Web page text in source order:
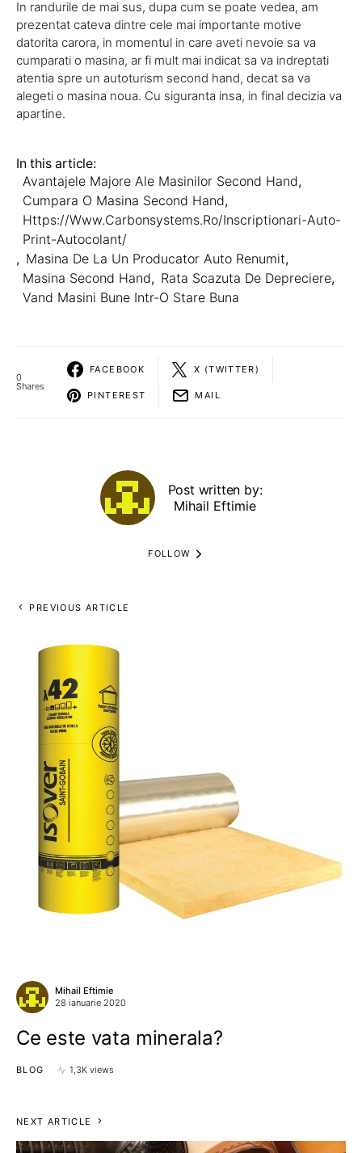
In randurile de mai sus, dupa cum se poate vedea, am
prezentat cateva dintre cele mai importante motive
datorita carora, in momentul in care aveti nevoie sa va
cumparati o masina, ar fi mult mai indicat sa va indreptati
atentia spre un autoturism second hand, decat sa va
alegeti o masina noua. Cu siguranta insa, in final decizia va
apartine.
In this article:
Avantajele Majore Ale Masinilor Second Hand,
Cumpara O Masina Second Hand,
Https://www.carbonsystems.ro/inscriptionari-Auto-
Print-Autocolant/
, Masina De La Un Producator Auto Renumit,
Masina Second Hand, Rata Scazuta De Depreciere,
Vand Masini Bune Intr-O Stare Buna
0
Shares
FACEBOOK X (TWITTER)
PINTEREST MAIL
Post written by:
Mihail Eftimie
FOLLOW
PREVIOUS ARTICLE
Mihail Eftimie
28 ianuarie 2020
Ce este vata minerala?
BLOG 1,3K views
NEXT ARTICLE